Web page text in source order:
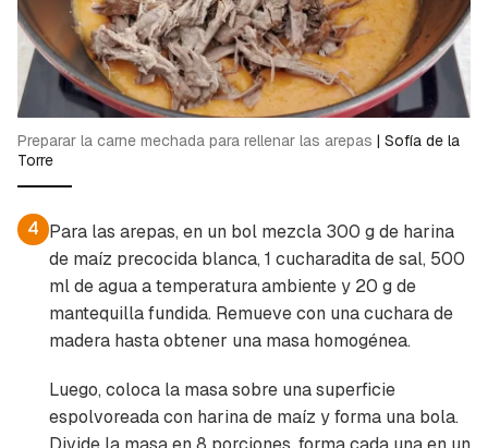
Preparar la carne mechada para rellenar las arepas | Sofía de la
Torre
4 Para las arepas, en un bol mezcla 300 g de harina
de maíz precocida blanca, 1 cucharadita de sal, 500
ml de agua a temperatura ambiente y 20 g de
mantequilla fundida. Remueve con una cuchara de
madera hasta obtener una masa homogénea.
Luego, coloca la masa sobre una superficie
espolvoreada con harina de maíz y forma una bola.